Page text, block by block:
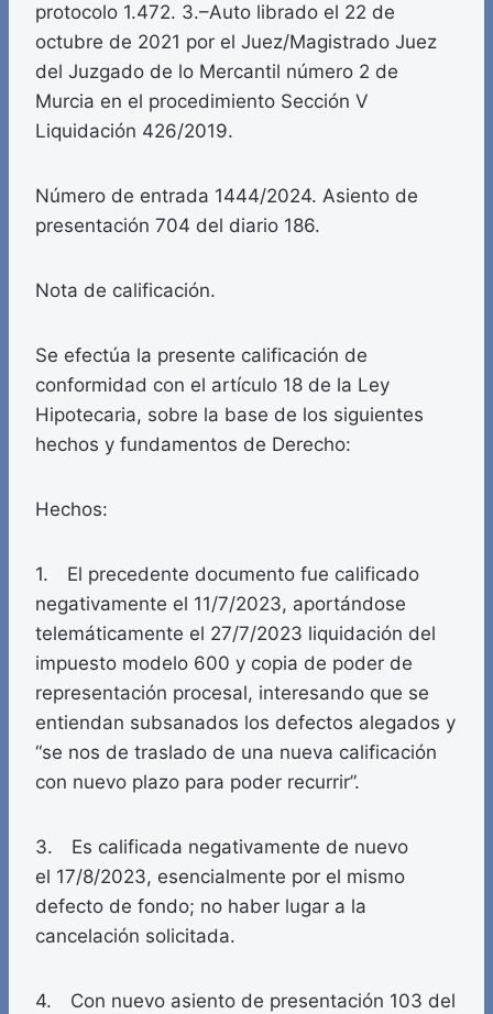
protocolo 1.472. 3.–Auto librado el 22 de
octubre de 2021 por el Juez/Magistrado Juez
del Juzgado de lo Mercantil número 2 de
Murcia en el procedimiento Sección V
Liquidación 426/2019.
Número de entrada 1444/2024. Asiento de
presentación 704 del diario 186.
Nota de calificación.
Se efectúa la presente calificación de
conformidad con el artículo 18 de la Ley
Hipotecaria, sobre la base de los siguientes
hechos y fundamentos de Derecho:
Hechos:
1. El precedente documento fue calificado
negativamente el 11/7/2023, aportándose
telemáticamente el 27/7/2023 liquidación del
impuesto modelo 600 y copia de poder de
representación procesal, interesando que se
entiendan subsanados los defectos alegados y
“se nos de traslado de una nueva calificación
con nuevo plazo para poder recurrir”.
3. Es calificada negativamente de nuevo
el 17/8/2023, esencialmente por el mismo
defecto de fondo; no haber lugar a la
cancelación solicitada.
4. Con nuevo asiento de presentación 103 del